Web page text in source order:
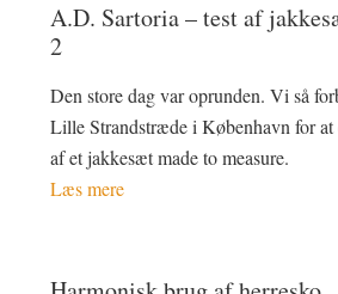
A.D. Sartoria – test af
2
Den store dag var oprunden. Vi så
Lille Strandstræde i København for at
af et jakkesæt made to measure.
Læs mere